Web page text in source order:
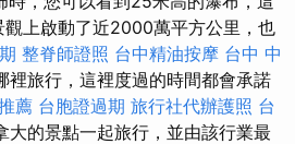
上啟動了近2000萬平方公里，也
整脊師證照 台中精油按摩 台中 中
裡旅行，這裡度過的時間都會承諾
薦 台胞證過期 旅行社代辦護照 台
大的景點一起旅行，並由該行業最